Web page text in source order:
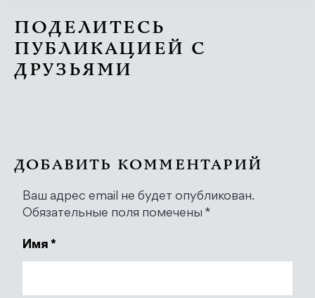
ПОДЕЛИТЕСЬ
ПУБЛИКАЦИЕЙ С
ДРУЗЬЯМИ
ДОБАВИТЬ КОММЕНТАРИЙ
Ваш адрес email не будет опубликован.
Обязательные поля помечены *
Имя *